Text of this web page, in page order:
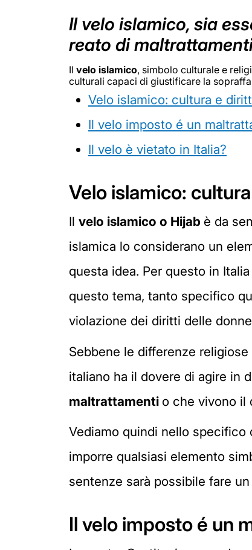
Il velo islamico, sia
reato di
Il velo islamico, simbolo culturale e
culturali capaci di giustificare la
Velo islamico: cultura e
Il velo imposto é un
Il velo è vietato in Italia?
Velo islamico:
Il velo islamico o Hijab è da
islamica lo considerano un
questa idea. Per questo in
questo tema, tanto specifico
violazione dei diritti delle
Sebbene le differenze
italiano ha il dovere di agire in
maltrattamenti o che vivono il
Vediamo quindi nello
imporre qualsiasi elemento
sentenze sarà possibile fare
Il velo imposto é un